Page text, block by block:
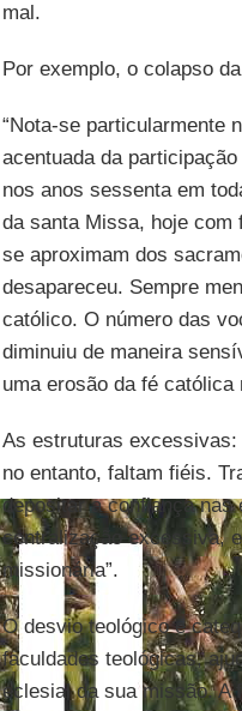
mal.
Por exemplo, o colapso
“Nota-se particularmente
acentuada da
nos anos sessenta em
da santa Missa, hoje com
se aproximam dos
desapareceu. Sempre
católico. O número das
diminuiu de maneira
uma erosão da fé católica
As estruturas excessivas:
no entanto, faltam fiéis.
depositar a confiança
centralização excessiva,
missionária”.
O desvio teológico e
faculdades teológicas,
eclesial da sua missão. A